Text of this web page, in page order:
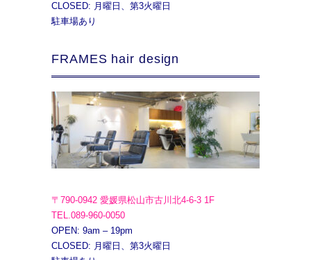
CLOSED: 月曜日、第3火曜日
駐車場あり
FRAMES hair design
〒790-0942 愛媛県松山市古川北4-6-3 1F
TEL.089-960-0050
OPEN: 9am – 19pm
CLOSED: 月曜日、第3火曜日